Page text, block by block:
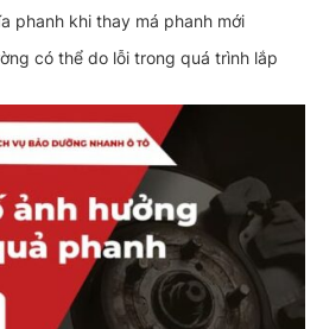
khi thay má phanh mới
có thể do lỗi trong quá trình lắp